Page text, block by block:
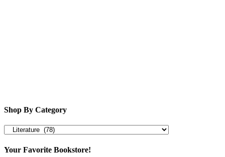
Shop By Category
Your Favorite Bookstore!